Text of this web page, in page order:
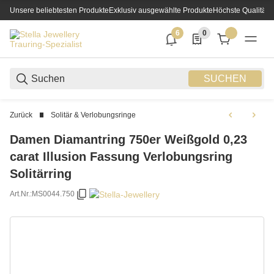
Unsere beliebtesten ProdukteExklusiv ausgewählte ProdukteHöchste Qualität
SUCHEN
6
6 neue Notifizierungen
0
0 Produkte in der
Zurück Solitär & Verlobungsringe
Damen Diamantring 750er Weißgold 0,23
carat Illusion Fassung Verlobungsring
Solitärring
Art.Nr.:MS0044.750